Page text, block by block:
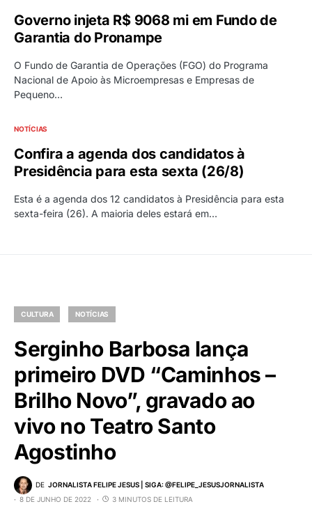
Governo injeta R$ 9068 mi em Fundo de
Garantia do Pronampe
O Fundo de Garantia de Operações (FGO) do Programa
Nacional de Apoio às Microempresas e Empresas de
Pequeno…
NOTÍCIAS
Confira a agenda dos candidatos à
Presidência para esta sexta (26/8)
Esta é a agenda dos 12 candidatos à Presidência para esta
sexta-feira (26). A maioria deles estará em…
CULTURA NOTÍCIAS
Serginho Barbosa lança
primeiro DVD “Caminhos –
Brilho Novo”, gravado ao
vivo no Teatro Santo
Agostinho
DE JORNALISTA FELIPE JESUS | SIGA: @FELIPE_JESUSJORNALISTA
8 DE JUNHO DE 2022
3 MINUTOS DE LEITURA